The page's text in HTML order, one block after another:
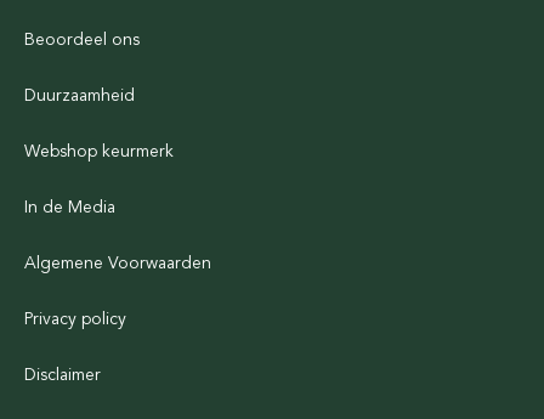
Beoordeel ons
Duurzaamheid
Webshop keurmerk
In de Media
Algemene Voorwaarden
Privacy policy
Disclaimer